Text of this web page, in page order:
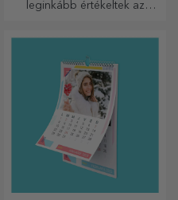
leginkább értékeltek az